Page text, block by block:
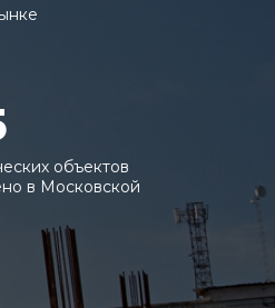
объектов
в Московской